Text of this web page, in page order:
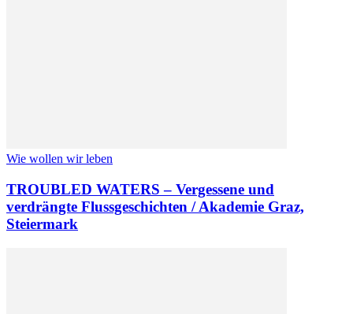
Wie wollen wir leben
TROUBLED WATERS – Vergessene und
verdrängte Flussgeschichten / Akademie Graz,
Steiermark